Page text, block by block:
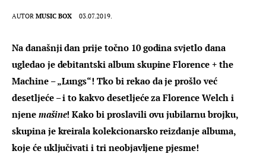
AUTOR MUSIC BOX 03.07.2019.
Na današnji dan prije točno 10 godina svjetlo dana
ugledao je debitantski album skupine Florence + the
Machine – „Lungs“! Tko bi rekao da je prošlo već
desetljeće – i to kakvo desetljeće za Florence Welch i
njene mašine! Kako bi proslavili ovu jubilarnu brojku,
skupina je kreirala kolekcionarsko reizdanje albuma,
koje će uključivati i tri neobjavljene pjesme!